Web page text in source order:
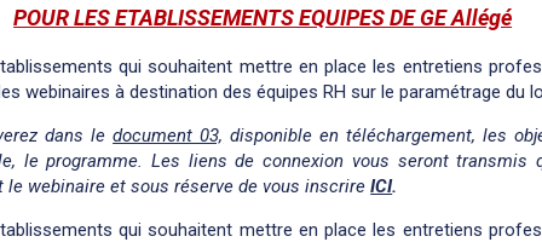
POUR LES ETABLISSEMENTS EQUIPES DE GE Allégé
qui souhaitent mettre en place les entretiens
webinaires à destination des équipes RH sur le paramétrage du
dans ledocument 03, disponible en téléchargement, les
le programme. Les liens de connexion vous seront transmis
le webinaire et sous réserve de vous inscrireICI.
qui souhaitent mettre en place les entretiens